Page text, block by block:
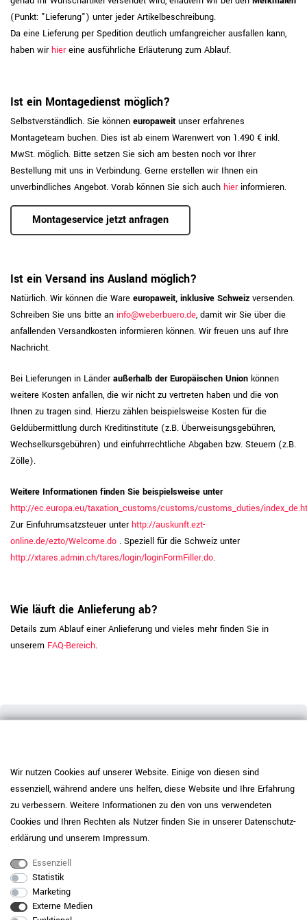
(Punkt: "Lieferung") unter jeder Artikelbeschreibung.
Da eine Lieferung per Spedition deutlich umfangreicher ausfallen kann,
haben wirhiereine ausführliche Erläuterung zum Ablauf.
Ist ein Montagedienst möglich?
Selbstverständlich. Sie können europaweit unser erfahrenes
Montageteam buchen. Dies ist ab einem Warenwert von 1.490 € inkl.
MwSt. möglich. Bitte setzen Sie sich am besten noch vor Ihrer
Bestellung mit uns in Verbindung. Gerne erstellen wir Ihnen ein
unverbindliches Angebot. Vorab können Sie sich auch hierinformieren.
Montageservice jetzt anfragen
Ist ein Versand ins Ausland möglich?
Natürlich. Wir können die Ware europaweit, inklusive Schweiz versenden.
Schreiben Sie uns bitte an info@weberbuero.de, damit wir Sie über die
anfallenden Versandkosten informieren können. Wir freuen uns auf Ihre
Nachricht.
Bei Lieferungen in Länderaußerhalb der Europäischen Union können
weitere Kosten anfallen, die wir nicht zu vertreten haben und die von
Ihnen zu tragen sind. Hierzu zählen beispielsweise Kosten für die
Geldübermittlung durch Kreditinstitute (z.B. Überweisungsgebühren,
Wechselkursgebühren) und einfuhrrechtliche Abgaben bzw. Steuern (z.B.
Zölle).
Weitere Informationen finden Sie beispielsweise unter
http://ec.europa.eu/taxation_customs/customs/customs_duties/
Zur Einfuhrumsatzsteuer unterhttp://auskunft.ezt-
online.de/ezto/Welcome.do . Speziell für die Schweiz unter
http://xtares.admin.ch/tares/login/loginFormFiller.do.
Wie läuft die Anlieferung ab?
Details zum Ablauf einer Anlieferung und vieles mehr finden Sie in
unserem FAQ-Bereich.
info@weberbuero.de
Wir nutzen Cookies auf unserer Website. Einige von diesen sind
essenziell, während andere uns helfen, diese Website und Ihre Erfahrung
zu verbessern. Weitere Informationen zu den von uns verwendeten
Cookies und Ihren Rechten als Nutzer finden Sie in unserer Daten­schutz­
erklärung und unserem Impressum.
Essenziell
Statistik
Marketing
Externe Medien